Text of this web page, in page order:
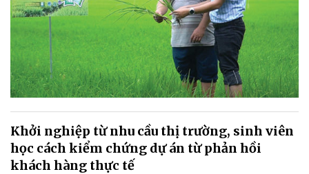
Khởi nghiệp từ nhu cầu thị trường, sinh viên
học cách kiểm chứng dự án từ phản hồi
khách hàng thực tế